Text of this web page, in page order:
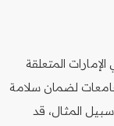
المتعلقة
لضمان سلامة
سبيل المثال، قد